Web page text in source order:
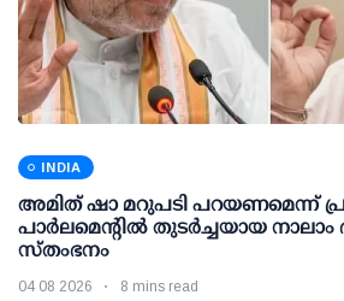
INDIA
അമിത് ഷാ മറുപടി പറയണമെന്ന്
പാര്‍ലമെന്റില്‍ തുടര്‍ച്ചയായ
സ്തംഭനം
04 08 2026 8 mins read